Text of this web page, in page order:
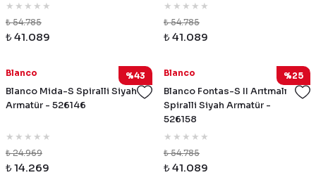
₺ 54.785
₺ 41.089
₺ 54.785
₺ 41.089
%43
Blanco 526146
Blanco Mida-S Spiralli Siyah
Armatür - 526146
₺ 24.969
₺ 14.269
%25
Blanco 526158
Blanco Fontas-S II Arıtmalı
Spiralli Siyah Armatür -
526158
₺ 54.785
₺ 41.089